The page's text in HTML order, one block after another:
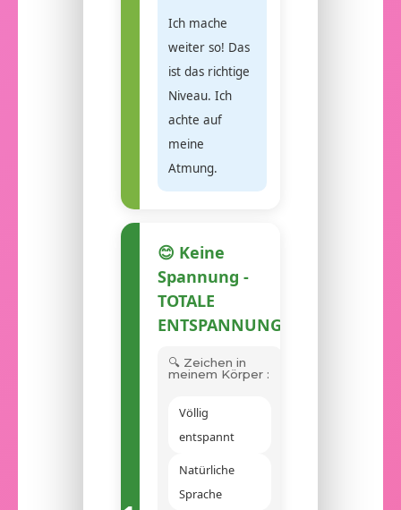
Ich mache
weiter so! Das
ist das richtige
Niveau. Ich
achte auf
meine
Atmung.
😊 Keine
Spannung -
TOTALE
ENTSPANNUNG
🔍 Zeichen in
meinem Körper :
Völlig
entspannt
Natürliche
Sprache